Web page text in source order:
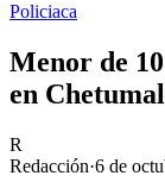
Policiaca
Menor de
en Chetumal
R
Redacción·6 de